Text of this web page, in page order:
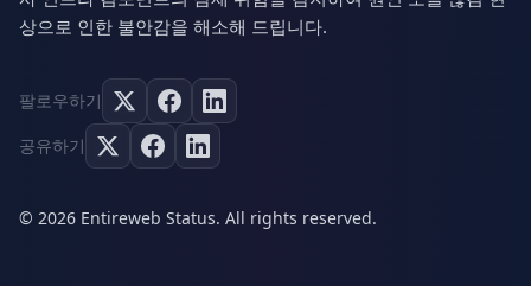
상으로 인한 불안감을 해소해 드립니다.
팔로우하기
공유하기
© 2026 Entireweb Status. All rights reserved.